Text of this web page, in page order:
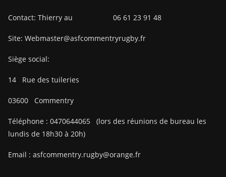
Contact: Thierry au 06 61 23 91 48
Site: Webmaster@asfcommentryrugby.fr
Siège social:
14 Rue des tuileries
03600 Commentry
Téléphone : 0470644065
(lors des réunions de bureau les
lundis de 18h30 à 20h)
Email : asfcommentry.rugby@orange.fr